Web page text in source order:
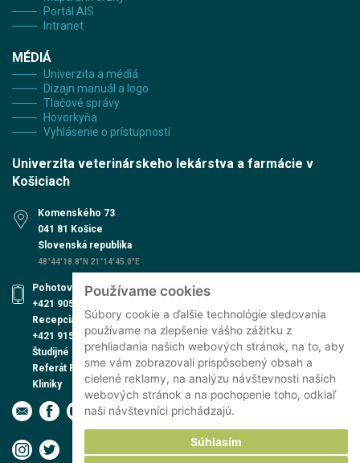
Používame cookies
Súbory cookie a ďalšie technológie sledovania
používame na zlepšenie vášho zážitku z
prehliadania našich webových stránok, na to, aby
sme vám zobrazovali prispôsobený obsah a
cielené reklamy, na analýzu návštevnosti našich
webových stránok a na pochopenie toho, odkiaľ
naši návštevníci prichádzajú.
Súhlasím
Portál AIS
Intranet
MÉDIÁ
Univerzita a médiá
Dizajn manuál a logo
Tlačové správy
Hovorkyňa
Vyhlásenie o prístupnosti
Univerzita veterinárskeho lekárstva a farmácie v
Košiciach
Komenského 73
041 81 Košice
Slovenská republika
48°44'18.8"N 21°14'45.0"E
Pohotovosť UVN
+421 905 579 559
Recepcia UVN
+421 915 991 474
Študijné oddelenie
Referát PhD. štúdia
Kliniky